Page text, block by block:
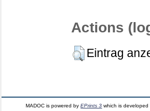
Actions
Eintrag
MADOC is powered byEPrints 3 which is